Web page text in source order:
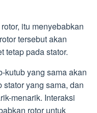
itu menyebabkan
tersebut akan
tetap pada stator.
kutub yang sama akan
yang sama, dan
menarik. Interaksi
rotor untuk